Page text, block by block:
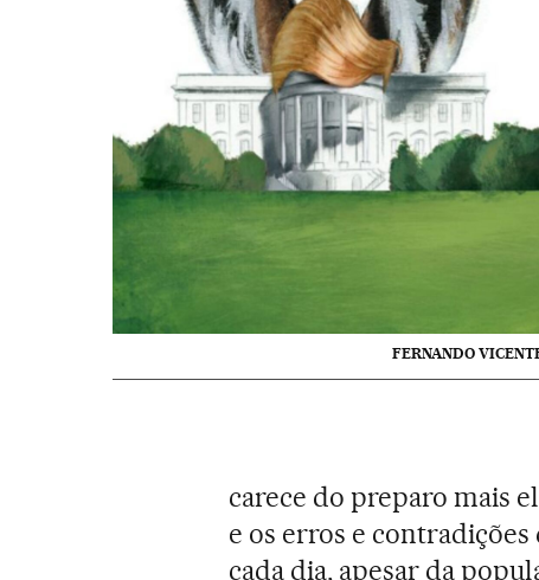
FERNANDO
carece do preparo mais
e os erros e contradições
cada dia, apesar da